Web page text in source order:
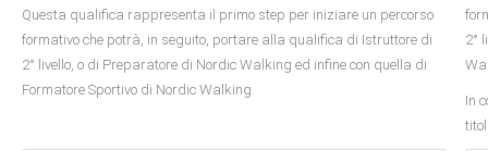
Questa qualifica rappresenta il primo step per iniziare un percorso
formativo che potrà, in seguito, portare alla qualifica di Istruttore di
2° livello, o di Preparatore di Nordic Walking ed infine con quella di
Formatore Sportivo di Nordic Walking.
2°
In